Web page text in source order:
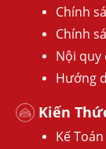
Chính
Chính
Nội quy
Hướng
Kiến
Kế